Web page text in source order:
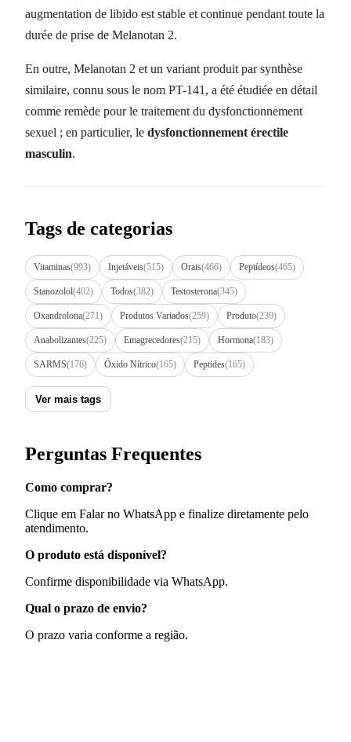
augmentation de libido est stable et continue pendant toute la
durée de prise de Melanotan 2.
En outre, Melanotan 2 et un variant produit par synthèse
similaire, connu sous le nom PT-141, a été étudiée en détail
comme remède pour le traitement du dysfonctionnement
sexuel ; en particulier, le dysfonctionnement érectile
masculin.
Tags de categorias
Vitaminas(993) Injetáveis(515) Orais(466) Peptídeos(465)
Stanozolol(402) Todos(382) Testosterona(345)
Oxandrolona(271) Produtos Variados(259) Produto(239)
Anabolizantes(225) Emagrecedores(215) Hormona(183)
SARMS(176) Óxido Nítrico(165) Peptides(165)
Ver mais tags
Perguntas Frequentes
Como comprar?
Clique em Falar no WhatsApp e finalize diretamente pelo
atendimento.
O produto está disponível?
Confirme disponibilidade via WhatsApp.
Qual o prazo de envio?
O prazo varia conforme a região.